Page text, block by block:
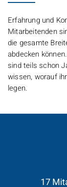
Erfahrung und
Mitarbeitenden
die gesamte
abdecken
sind teils schon
wissen, worauf
legen.
17